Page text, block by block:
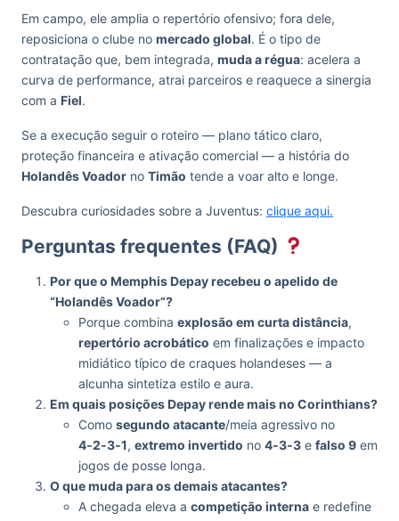
Em campo, ele amplia o repertório ofensivo; fora dele,
reposiciona o clube no mercado global. É o tipo de
contratação que, bem integrada, muda a régua: acelera a
curva de performance, atrai parceiros e reaquece a sinergia
com a Fiel.
Se a execução seguir o roteiro — plano tático claro,
proteção financeira e ativação comercial — a história do
Holandês Voador no Timão tende a voar alto e longe.
Descubra curiosidades sobre a Juventus: clique aqui.
Perguntas frequentes (FAQ)
Por que o Memphis Depay recebeu o apelido de
“Holandês Voador”?
Porque combina explosão em curta distância,
repertório acrobático em finalizações e impacto
midiático típico de craques holandeses — a
alcunha sintetiza estilo e aura.
Em quais posições Depay rende mais no Corinthians?
Como segundo atacante/meia agressivo no
4‑2‑3‑1, extremo invertido no 4‑3‑3 e falso 9 em
jogos de posse longa.
O que muda para os demais atacantes?
A chegada eleva a competição interna e redefine